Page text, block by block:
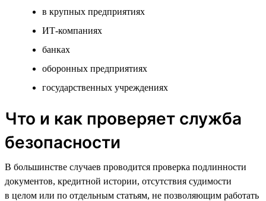
в крупных предприятиях
ИТ-компаниях
банках
оборонных предприятиях
государственных учреждениях
Что и как проверяет служба
безопасности
В большинстве случаев проводится проверка подлинности
документов, кредитной истории, отсутствия судимости
в целом или по отдельным статьям, не позволяющим работать